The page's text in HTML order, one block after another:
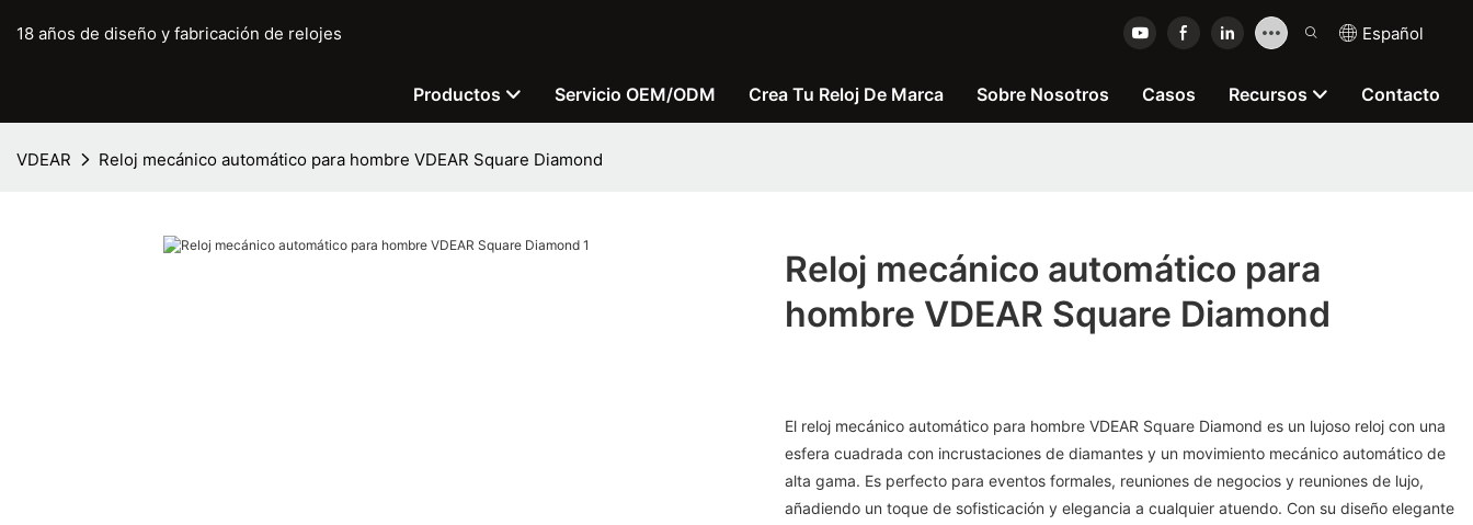
18 años de diseño y fabricación de relojes Español
Productos Servicio OEM/ODM Crea Tu Reloj De Marca Sobre Nosotros Casos Recursos Contacto
VDEAR Reloj mecánico automático para hombre VDEAR Square Diamond
Reloj mecánico automático para
hombre VDEAR Square Diamond
El reloj mecánico automático para hombre VDEAR Square Diamond es un lujoso reloj con una
esfera cuadrada con incrustaciones de diamantes y un movimiento mecánico automático de
alta gama. Es perfecto para eventos formales, reuniones de negocios y reuniones de lujo,
añadiendo un toque de sofisticación y elegancia a cualquier atuendo. Con su diseño elegante